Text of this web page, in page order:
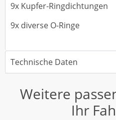
9x Kupfer-Ringdichtungen
9x diverse O-Ringe
Technische Daten
Weitere
Ihr